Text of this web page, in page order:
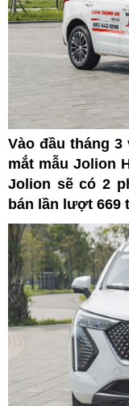
Vào đầu tháng
mắt mẫu Jolion
Jolion sẽ có 2
bán lần lượt 669